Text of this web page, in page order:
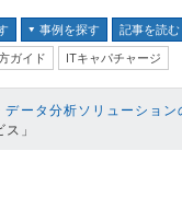
事例を探す
記事を読む
ガイド
ITキャパチャージ
データ分析ソリューション
」